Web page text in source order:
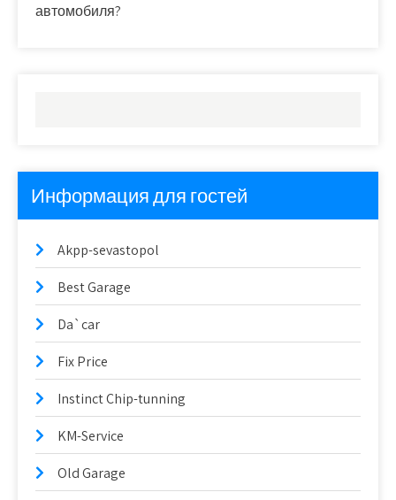
автомобиля?
Информация для гостей
Akpp-sevastopol
Best Garage
Da`car
Fix Price
Instinct Chip-tunning
KM-Service
Old Garage